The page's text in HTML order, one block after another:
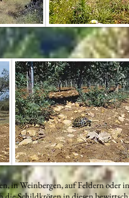
in Weinbergen, auf Feldern oder